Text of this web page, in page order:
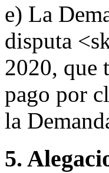
e) La
disputa
2020, que
pago por
la
5.